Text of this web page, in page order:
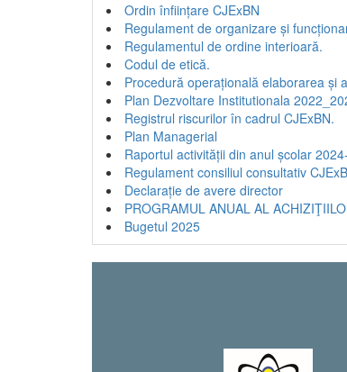
Ordin înființare CJExBN
Regulament de organizare și
Regulamentul de ordine interioară.
Codul de etică.
Procedură operațională elaborarea și
Plan Dezvoltare Institutionala
Registrul riscurilor în cadrul CJExBN.
Plan Managerial
Raportul activității din anul școlar
Regulament consiliul consultativ
Declarație de avere director
PROGRAMUL ANUAL AL
Bugetul 2025